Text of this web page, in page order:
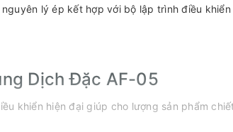
lý ép kết hợp với bộ lập trình điều
Dịch Đặc AF-05
khiển hiện đại giúp cho lượng sản phẩm